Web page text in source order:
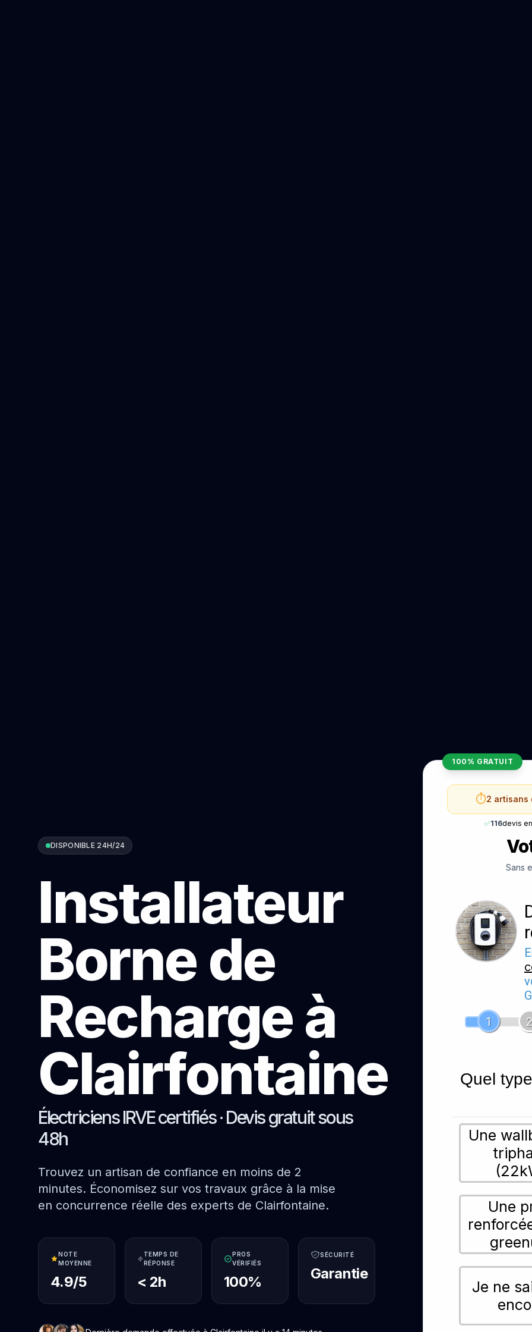
DISPONIBLE 24H/24
Installateur
Borne de
Recharge à
Clairfontaine
Électriciens IRVE certifiés · Devis gratuit sous
48h
Trouvez un artisan de confiance en moins de 2
minutes. Économisez sur vos travaux grâce à la mise
en concurrence réelle des experts de Clairfontaine.
NOTE
MOYENNE
4.9/5
TEMPS DE
RÉPONSE
< 2h
PROS
VÉRIFIÉS
100%
SÉCURITÉ
Garantie
100% GRATUIT
⏱️2 artisans
✅116devis
Sans
1
2
Quel
Une
Une
Je ne